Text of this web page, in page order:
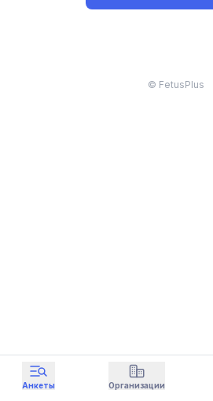
© FetusPlus
Анкеты Организации